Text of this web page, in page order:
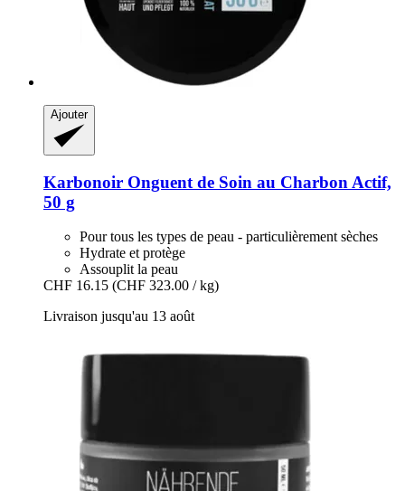
Ajouter
Karbonoir Onguent de Soin au Charbon Actif,
50 g
Pour tous les types de peau - particulièrement sèches
Hydrate et protège
Assouplit la peau
CHF 16.15 (CHF 323.00 / kg)
Livraison jusqu'au 13 août